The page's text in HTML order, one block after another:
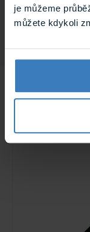
je můžeme
můžete kdykoli
Výrobce